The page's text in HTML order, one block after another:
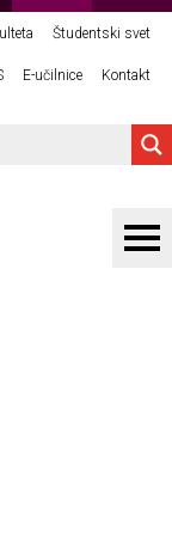
Študentski svet
E-učilnice Kontakt